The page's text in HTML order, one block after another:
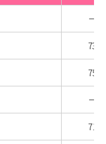
－
73
75
－
71